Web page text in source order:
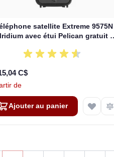
satellite Extreme 9575N
avec étui Pelican gratuit +
C$
de
Ajouter au panier